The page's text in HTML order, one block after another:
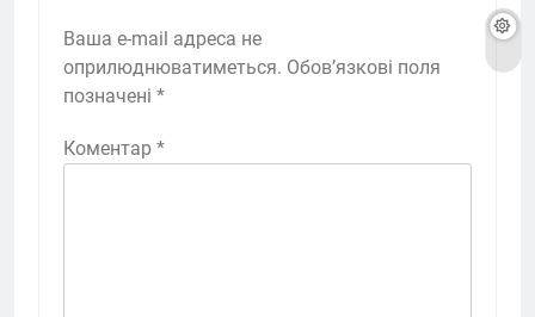
Ваша e-mail адреса не
оприлюднюватиметься. Обов’язкові поля
позначені *
Коментар *